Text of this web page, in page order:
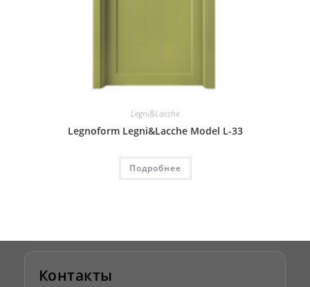
Legni&Lacche
Legnoform Legni&Lacche Model L-33
Подробнее
Контакты